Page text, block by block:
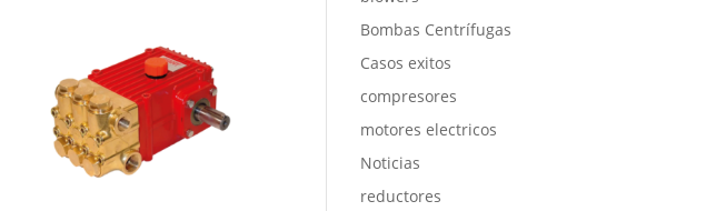
Bombas Centrífugas
Casos exitos
compresores
motores electricos
Noticias
reductores